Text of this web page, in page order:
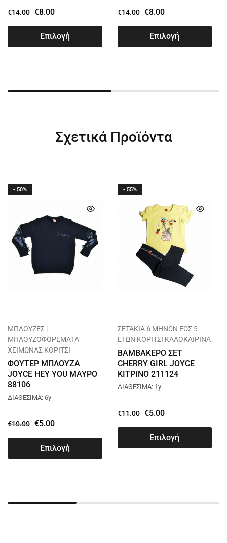
€14.00 €8.00
Επιλογή
€14.00 €8.00
Επιλογή
Σχετικά Προϊόντα
- 50%
ΜΠΛΟΥΖΕΣ |
ΜΠΛΟΥΖΟΦΟΡΕΜΑΤΑ
ΧΕΙΜΩΝΑΣ ΚΟΡΙΤΣΙ
ΦΟΥΤΕΡ ΜΠΛΟΥΖΑ
JOYCE HEY YOU ΜΑΥΡΟ
88106
ΔΙΑΘΕΣΙΜΑ: 6y
€10.00 €5.00
Επιλογή
- 55%
ΣΕΤΑΚΙΑ 6 ΜΗΝΩΝ ΕΩΣ 5
ΕΤΩΝ ΚΟΡΙΤΣΙ ΚΑΛΟΚΑΙΡΙΝΑ
ΒΑΜΒΑΚΕΡΟ ΣΕΤ
CHERRY GIRL JOYCE
ΚΙΤΡΙΝΟ 211124
ΔΙΑΘΕΣΙΜΑ: 1y
€11.00 €5.00
Επιλογή